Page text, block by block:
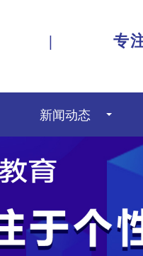
| 专
新闻动态